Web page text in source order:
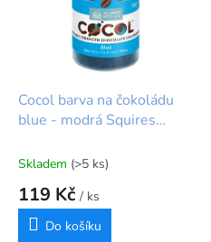
Cocol barva na čokoládu
blue - modrá Squires
Skladem (>5 ks)
119 Kč / ks
Do košíku